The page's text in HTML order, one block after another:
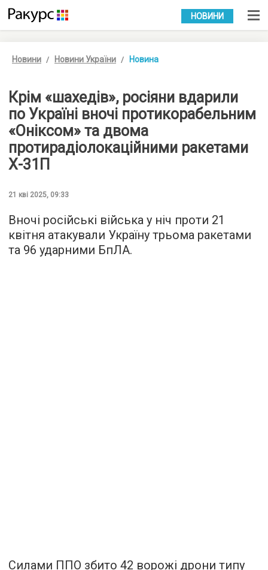
УКР РУС
НОВИНИ
Новини Новини України Новина
Крім «шахедів», росіяни вдарили
по Україні вночі протикорабельним
«Оніксом» та двома
протирадіолокаційними ракетами
Х-31П
21 кві 2025, 09:33
Вночі російські війська у ніч проти 21
квітня атакували Україну трьома ракетами
та 96 ударними БпЛА.
Силами ППО збито 42 ворожі дрони типу